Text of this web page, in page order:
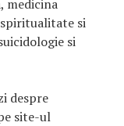
medicina
si
si
despre
site-ul